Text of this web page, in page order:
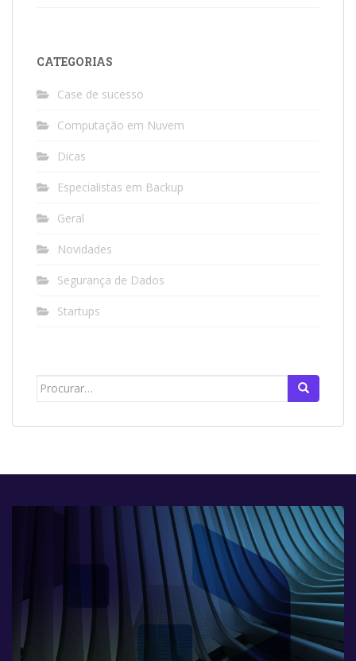
CATEGORIAS
Case de sucesso
Computação em Nuvem
Dicas
Especialistas em Backup
Geral
Novidades
Segurança de Dados
Startups
Search